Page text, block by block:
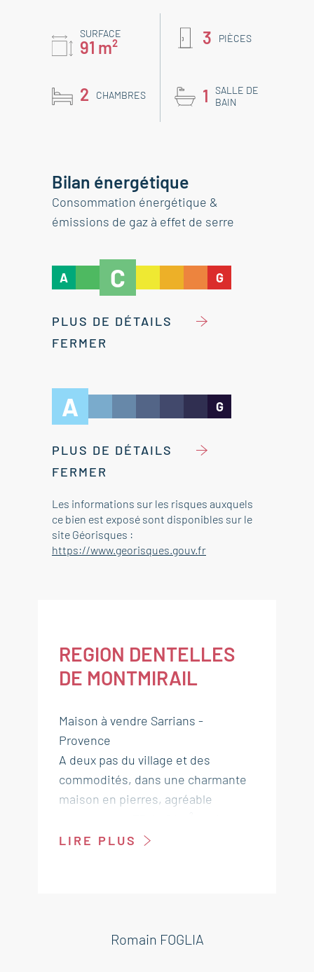
SURFACE
91 m² 3 PIÈCES
2 CHAMBRES 1
SALLE DE
BAIN
Bilan énergétique
Consommation énergétique &
émissions de gaz à effet de serre
A C G
PLUS DE DÉTAILS
FERMER
A G
PLUS DE DÉTAILS
FERMER
Les informations sur les risques auxquels
ce bien est exposé sont disponibles sur le
site Géorisques :
https://www.georisques.gouv.fr
REGION DENTELLES
DE MONTMIRAIL
Maison à vendre Sarrians -
Provence
A deux pas du village et des
commodités, dans une charmante
maison en pierres, agréable
rez de jardin avec cour et parking.
Salon cuisine Us équipée 53m²
LIRE PLUS
Romain FOGLIA